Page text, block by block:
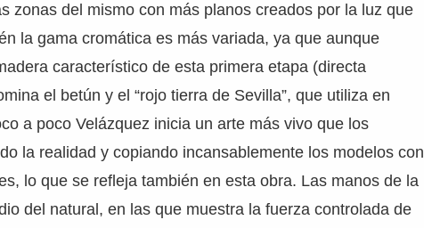
zonas del mismo con más planos creados por la luz que
la gama cromática es más variada, ya que aunque
característico de esta primera etapa (directa
el betún y el “rojo tierra de Sevilla”, que utiliza en
a poco Velázquez inicia un arte más vivo que los
la realidad y copiando incansablemente los modelos con
lo que se refleja también en esta obra. Las manos de la
del natural, en las que muestra la fuerza controlada de